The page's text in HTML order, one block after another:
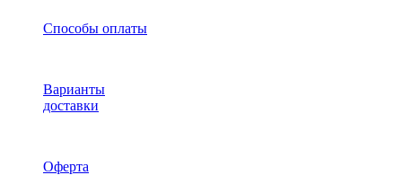
Способы оплаты
Варианты
доставки
Оферта